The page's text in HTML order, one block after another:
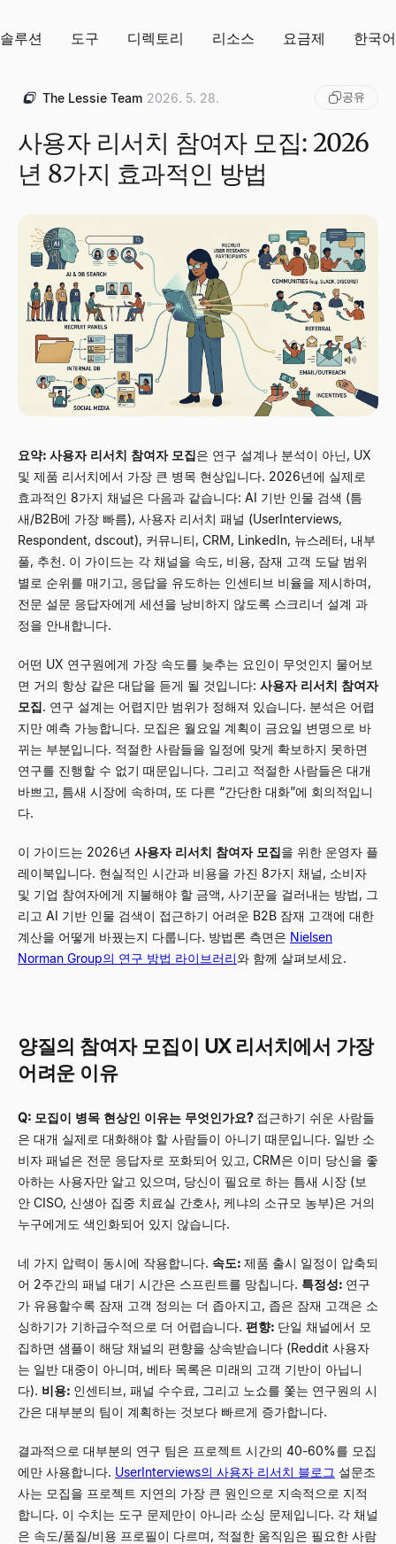
솔루션 도구 디렉토리 리소스 요금제 한국어
The Lessie Team 2026. 5. 28. 공유
사용자 리서치 참여자 모집: 2026
년 8가지 효과적인 방법
요약: 사용자 리서치 참여자 모집은 연구 설계나 분석이 아닌, UX
및 제품 리서치에서 가장 큰 병목 현상입니다. 2026년에 실제로
효과적인 8가지 채널은 다음과 같습니다: AI 기반 인물 검색 (틈
새/B2B에 가장 빠름), 사용자 리서치 패널 (UserInterviews,
Respondent, dscout), 커뮤니티, CRM, LinkedIn, 뉴스레터, 내부
풀, 추천. 이 가이드는 각 채널을 속도, 비용, 잠재 고객 도달 범위
별로 순위를 매기고, 응답을 유도하는 인센티브 비율을 제시하며,
전문 설문 응답자에게 세션을 낭비하지 않도록 스크리너 설계 과
정을 안내합니다.
어떤 UX 연구원에게 가장 속도를 늦추는 요인이 무엇인지 물어보
면 거의 항상 같은 대답을 듣게 될 것입니다: 사용자 리서치 참여자
모집. 연구 설계는 어렵지만 범위가 정해져 있습니다. 분석은 어렵
지만 예측 가능합니다. 모집은 월요일 계획이 금요일 변명으로 바
뀌는 부분입니다. 적절한 사람들을 일정에 맞게 확보하지 못하면
연구를 진행할 수 없기 때문입니다. 그리고 적절한 사람들은 대개
바쁘고, 틈새 시장에 속하며, 또 다른 “간단한 대화”에 회의적입니
다.
이 가이드는 2026년 사용자 리서치 참여자 모집을 위한 운영자 플
레이북입니다. 현실적인 시간과 비용을 가진 8가지 채널, 소비자
및 기업 참여자에게 지불해야 할 금액, 사기꾼을 걸러내는 방법, 그
리고 AI 기반 인물 검색이 접근하기 어려운 B2B 잠재 고객에 대한
계산을 어떻게 바꿨는지 다룹니다. 방법론 측면은 Nielsen
Norman Group의 연구 방법 라이브러리와 함께 살펴보세요.
양질의 참여자 모집이 UX 리서치에서 가장
어려운 이유
Q: 모집이 병목 현상인 이유는 무엇인가요?접근하기 쉬운 사람들
은 대개 실제로 대화해야 할 사람들이 아니기 때문입니다. 일반 소
비자 패널은 전문 응답자로 포화되어 있고, CRM은 이미 당신을 좋
아하는 사용자만 알고 있으며, 당신이 필요로 하는 틈새 시장 (보
안 CISO, 신생아 집중 치료실 간호사, 케냐의 소규모 농부)은 거의
누구에게도 색인화되어 있지 않습니다.
네 가지 압력이 동시에 작용합니다. 속도: 제품 출시 일정이 압축되
어 2주간의 패널 대기 시간은 스프린트를 망칩니다. 특정성: 연구
가 유용할수록 잠재 고객 정의는 더 좁아지고, 좁은 잠재 고객은 소
싱하기가 기하급수적으로 더 어렵습니다. 편향: 단일 채널에서 모
집하면 샘플이 해당 채널의 편향을 상속받습니다 (Reddit 사용자
는 일반 대중이 아니며, 베타 목록은 미래의 고객 기반이 아닙니
다). 비용: 인센티브, 패널 수수료, 그리고 노쇼를 쫓는 연구원의 시
간은 대부분의 팀이 계획하는 것보다 빠르게 증가합니다.
결과적으로 대부분의 연구 팀은 프로젝트 시간의 40-60%를 모집
에만 사용합니다. UserInterviews의 사용자 리서치 블로그 설문조
사는 모집을 프로젝트 지연의 가장 큰 원인으로 지속적으로 지적
합니다. 이 수치는 도구 문제만이 아니라 소싱 문제입니다. 각 채널
은 속도/품질/비용 프로필이 다르며, 적절한 움직임은 필요한 사람